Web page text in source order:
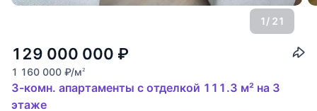
1/ 21
129 000 000 ₽
1 160 000 ₽/м2
3-комн. апартаменты с отделкой 111.3 м² на 3
этаже